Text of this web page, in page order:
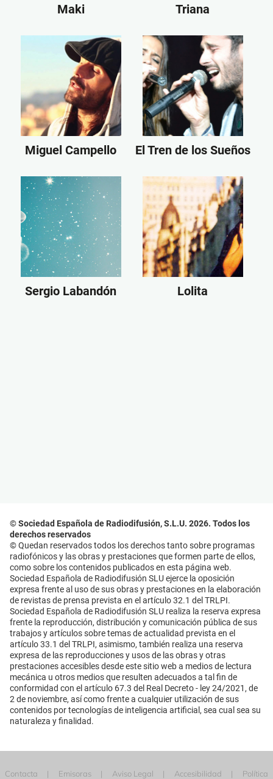
Maki Triana
Miguel Campello El Tren de los Sueños
Sergio Labandón Lolita
© Sociedad Española de Radiodifusión, S.L.U. 2026. Todos los
derechos reservados
© Quedan reservados todos los derechos tanto sobre programas
radiofónicos y las obras y prestaciones que formen parte de ellos,
como sobre los contenidos publicados en esta página web.
Sociedad Española de Radiodifusión SLU ejerce la oposición
expresa frente al uso de sus obras y prestaciones en la elaboración
de revistas de prensa prevista en el artículo 32.1 del TRLPI.
Sociedad Española de Radiodifusión SLU realiza la reserva expresa
frente la reproducción, distribución y comunicación pública de sus
trabajos y artículos sobre temas de actualidad prevista en el
artículo 33.1 del TRLPI, asimismo, también realiza una reserva
expresa de las reproducciones y usos de las obras y otras
prestaciones accesibles desde este sitio web a medios de lectura
mecánica u otros medios que resulten adecuados a tal fin de
conformidad con el artículo 67.3 del Real Decreto - ley 24/2021, de
2 de noviembre, así como frente a cualquier utilización de sus
contenidos por tecnologías de inteligencia artificial, sea cual sea su
naturaleza y finalidad.
Contacta Emisoras Aviso Legal Accesibilidad Política